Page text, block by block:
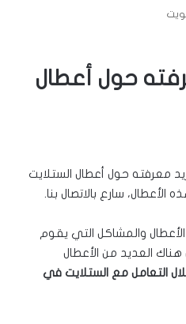
حول أعطال
معرفته حول أعطال الستلايت
سارع بالاتصال بنا.
والمشاكل التي يقوم
هناك العديد من الأعطال
التعامل مع الستلايت في